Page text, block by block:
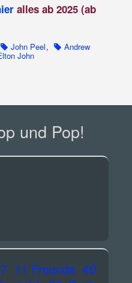
alles ab 2025 (ab
John Peel, Andrew
John
und Pop!
11 Freunde 40